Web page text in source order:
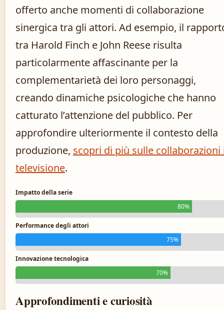
offerto anche momenti di collaborazione
sinergica tra gli attori. Ad esempio, il
tra Harold Finch e John Reese risulta
particolarmente affascinante per la
complementarietà dei loro personaggi,
creando dinamiche psicologiche che hanno
catturato l’attenzione del pubblico. Per
approfondire ulteriormente il contesto della
produzione, scopri di più sulle collaborazioni
televisione.
Impatto della serie
80%
Performance degli attori
75%
Innovazione tecnologica
70%
Approfondimenti e curiosità